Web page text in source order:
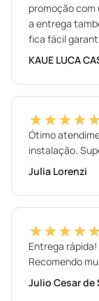
promoção com
a entrega
fica fácil
KAUE LUCA
Ótimo
instalação.
Julia Lorenzi
Entrega
Recomendo
Julio Cesar de